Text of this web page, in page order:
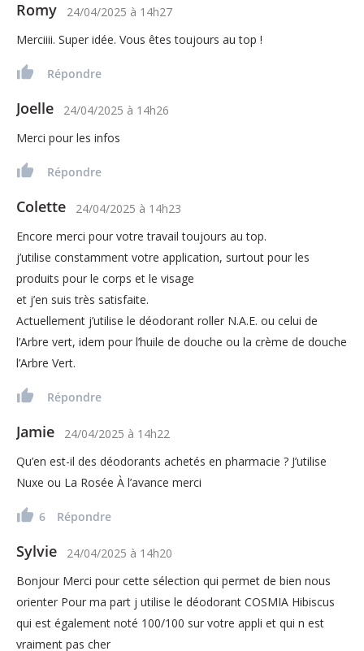
Romy 24/04/2025 à 14h27
Merciiii. Super idée. Vous êtes toujours au top !
Répondre
Joelle 24/04/2025 à 14h26
Merci pour les infos
Répondre
Colette 24/04/2025 à 14h23
Encore merci pour votre travail toujours au top.
j’utilise constamment votre application, surtout pour les
produits pour le corps et le visage
et j’en suis très satisfaite.
Actuellement j’utilise le déodorant roller N.A.E. ou celui de
l’Arbre vert, idem pour l’huile de douche ou la crème de douche
l’Arbre Vert.
Répondre
Jamie 24/04/2025 à 14h22
Qu’en est-il des déodorants achetés en pharmacie ? J’utilise
Nuxe ou La Rosée À l’avance merci
6 Répondre
Sylvie 24/04/2025 à 14h20
Bonjour Merci pour cette sélection qui permet de bien nous
orienter Pour ma part j utilise le déodorant COSMIA Hibiscus
qui est également noté 100/100 sur votre appli et qui n est
vraiment pas cher